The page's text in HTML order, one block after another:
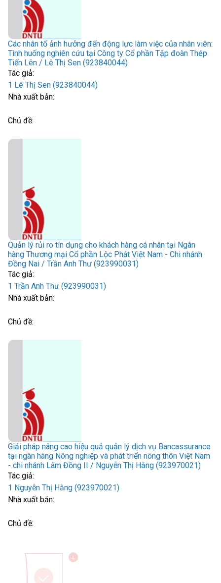
Các nhân tố ảnh hưởng đến động lực làm việc của nhân viên:
Tình huống nghiên cứu tại Công ty Cổ phần Tập đoàn Thép
Tiến Lên / Lê Thị Sen (923840044)
Tác giả:
1 Lê Thị Sen (923840044)
Nhà xuất bản:
Chủ đề:
Quản lý rủi ro tín dụng cho khách hàng cá nhân tại Ngân
hàng Thương mại Cổ phần Lộc Phát Việt Nam - Chi nhánh
Đồng Nai / Trần Anh Thư (923990031)
Tác giả:
1 Trần Anh Thư (923990031)
Nhà xuất bản:
Chủ đề:
Giải pháp nâng cao hiệu quả quản lý dịch vụ Bancassurance
tại ngân hàng Nông nghiệp và phát triển nông thôn Việt Nam
- chi nhánh Lâm Đồng II / Nguyễn Thị Hằng (923970021)
Tác giả:
1 Nguyễn Thị Hằng (923970021)
Nhà xuất bản:
Chủ đề: